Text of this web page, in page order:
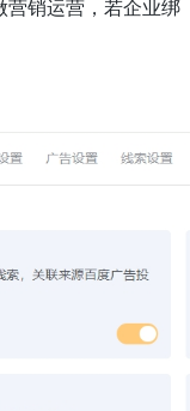
营销运营，若企业绑